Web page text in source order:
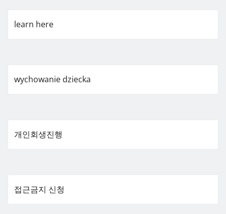
learn here
wychowanie dziecka
개인회생진행
접근금지 신청